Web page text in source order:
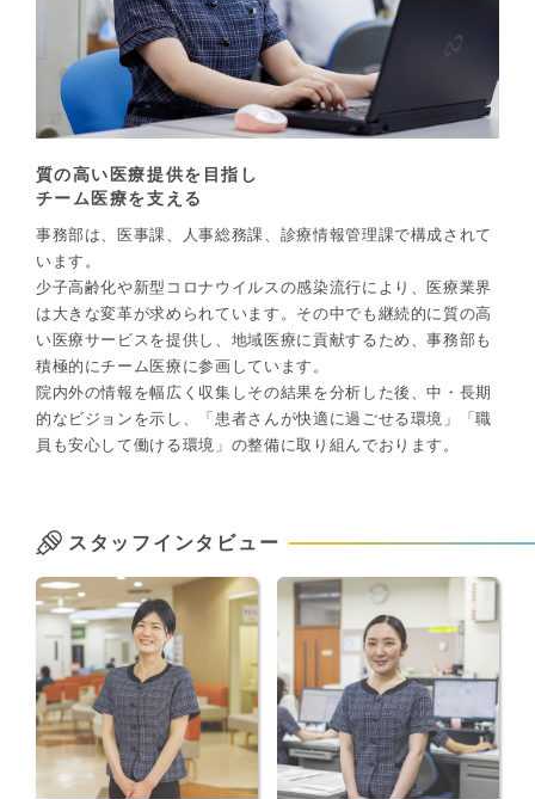
質の高い医療提供を目指し
チーム医療を支える
事務部は、医事課、人事総務課、診療情報管理課で構成されて
います。
少子高齢化や新型コロナウイルスの感染流行により、医療業界
は大きな変革が求められています。その中でも継続的に質の高
い医療サービスを提供し、地域医療に貢献するため、事務部も
積極的にチーム医療に参画しています。
院内外の情報を幅広く収集しその結果を分析した後、中・長期
的なビジョンを示し、「患者さんが快適に過ごせる環境」「職
員も安心して働ける環境」の整備に取り組んでおります。
スタッフインタビュー